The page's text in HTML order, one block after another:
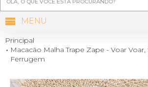
MENU
Principal
Macacão Malha Trape Zape - Voar Voar,
Ferrugem